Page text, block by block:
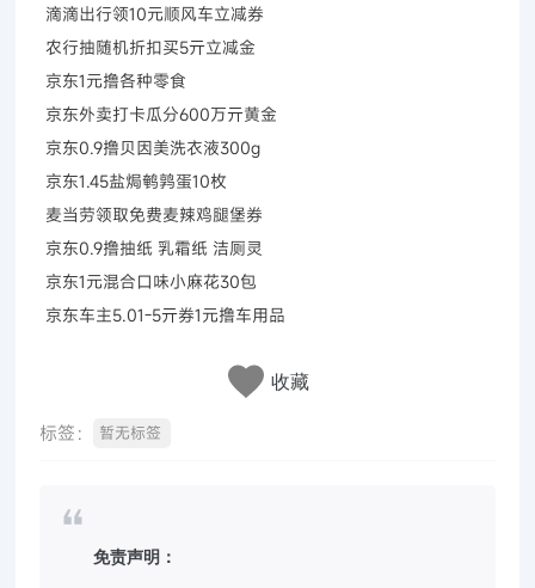
滴滴出行领10元顺风车立减券
农行抽随机折扣买5亓立减金
京东1元撸各种零食
京东外卖打卡瓜分600万亓黄金
京东0.9撸贝因美洗衣液300g
京东1.45盐焗鹌鹑蛋10枚
麦当劳领取免费麦辣鸡腿堡券
京东0.9撸抽纸 乳霜纸 洁厕灵
京东1元混合口味小麻花30包
京东车主5.01-5亓券1元撸车用品
收藏
标签： 暂无标签
免责声明：